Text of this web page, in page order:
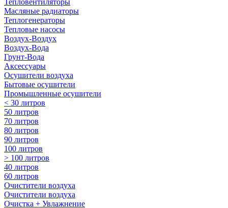
Тепловентиляторы
Масляные радиаторы
Теплогенераторы
Тепловые насосы
Воздух-Воздух
Воздух-Вода
Грунт-Вода
Аксессуары
Осушители воздуха
Бытовые осушители
Промышленные осушители
< 30 литров
50 литров
70 литров
80 литров
90 литров
100 литров
> 100 литров
40 литров
60 литров
Очистители воздуха
Очистители воздуха
Очистка + Увлажнение